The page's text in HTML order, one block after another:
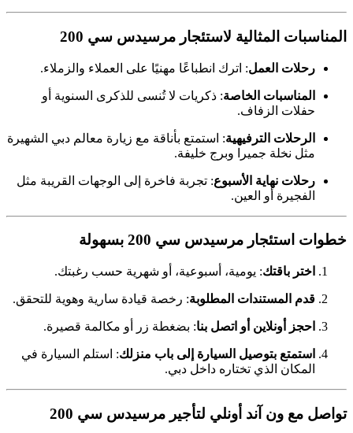
المناسبات المثالية لاستئجار مرسيدس سي 200
رحلات العمل: اترك انطباعًا مهنيًا على العملاء والزملاء.
المناسبات الخاصة: ذكريات لا تُنسى للذكرى السنوية أو
حفلات الزفاف.
الرحلات الترفيهية: استمتع بأناقة مع زيارة معالم دبي الشهيرة
مثل نخلة جميرا وبرج خليفة.
رحلات نهاية الأسبوع: تجربة فاخرة إلى الوجهات القريبة مثل
الفجيرة أو العين.
خطوات استئجار مرسيدس سي 200 بسهولة
اختر باقتك: يومية، أسبوعية، أو شهرية حسب رغبتك.
قدم المستندات المطلوبة: رخصة قيادة سارية وهوية للتحقق.
احجز أونلاين أو اتصل بنا: بضغطة زر أو مكالمة قصيرة.
استمتع بتوصيل السيارة إلى باب منزلك: استلم السيارة في
المكان الذي تختاره داخل دبي.
تواصل مع ون آند أونلي لتأجير مرسيدس سي 200